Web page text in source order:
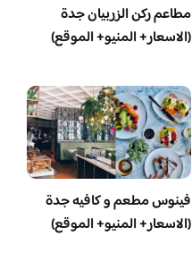
مطاعم ركن الزربيان جدة
(الاسعار+ المنيو+ الموقع)
فينوس مطعم و كافيه جدة
(الاسعار+ المنيو+ الموقع)